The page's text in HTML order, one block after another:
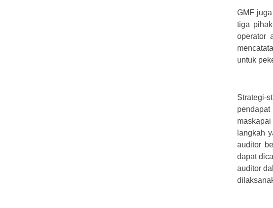
GMF
tiga
operator
untuk
Strategi-
langkah
auditor
dapat
auditor